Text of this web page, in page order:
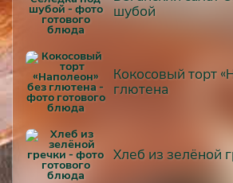
шубой
Кокосовый торт
глютена
Хлеб из зелёной